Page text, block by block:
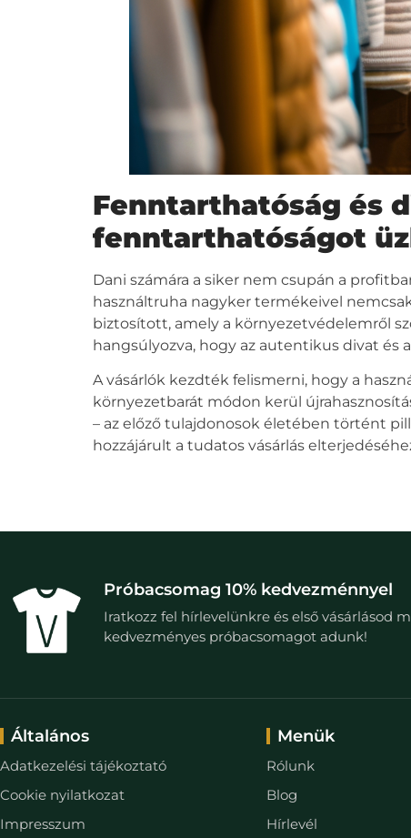
Fenntarthatóság és
fenntarthatóságot
Dani számára a siker nem csupán a
használtruha nagyker termékeivel
biztosított, amely a környezetvédelemről
hangsúlyozva, hogy az autentikus divat és
A vásárlók kezdték felismerni, hogy a
környezetbarát módon kerül
– az előző tulajdonosok életében történt
hozzájárult a tudatos vásárlás
Próbacsomag 10% kedvezménnyel
Iratkozz fel hírlevelünkre és első vásárlásod
kedvezményes próbacsomagot adunk!
Általános
Adatkezelési tájékoztató
Cookie nyilatkozat
Impresszum
Menük
Rólunk
Blog
Hírlevél